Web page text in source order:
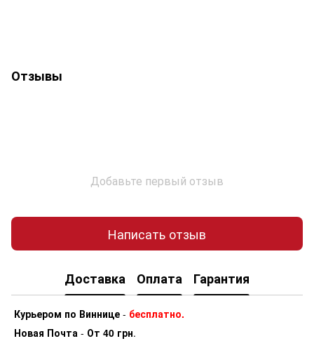
Отзывы
Добавьте первый отзыв
Написать отзыв
Доставка Оплата Гарантия
Курьером по Виннице - бесплатно.
Новая Почта - От 40 грн.